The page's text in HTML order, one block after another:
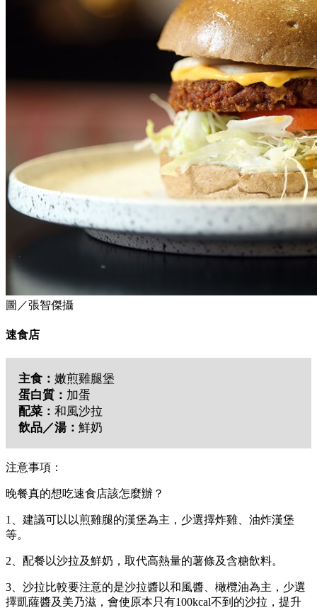
圖／張智傑攝
速食店
主食： 嫩煎雞腿堡
蛋白質： 加蛋
配菜： 和風沙拉
飲品／湯： 鮮奶
注意事項：
晚餐真的想吃速食店該怎麼辦？
1、建議可以以煎雞腿的漢堡為主，少選擇炸雞、油炸漢堡
等。
2、配餐以沙拉及鮮奶，取代高熱量的薯條及含糖飲料。
3、沙拉比較要注意的是沙拉醬以和風醬、橄欖油為主，少選
擇凱薩醬及美乃滋，會使原本只有100kcal不到的沙拉，提升